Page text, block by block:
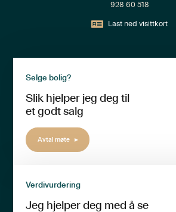
928 60 518
Last ned visittkort
Selge bolig?
Slik hjelper jeg deg til
et godt salg
Avtal møte
Verdivurdering
Jeg hjelper deg med å se